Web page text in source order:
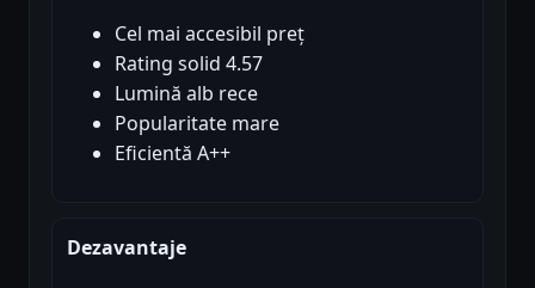
Cel mai accesibil preț
Rating solid 4.57
Lumină alb rece
Popularitate mare
Eficientă A++
Dezavantaje